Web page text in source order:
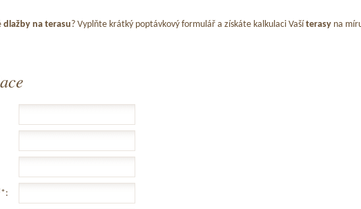
dlažby na terasu ? Vyplňte krátký poptávkový formulář a získáte kalkulaci Vaší terasy na
*: